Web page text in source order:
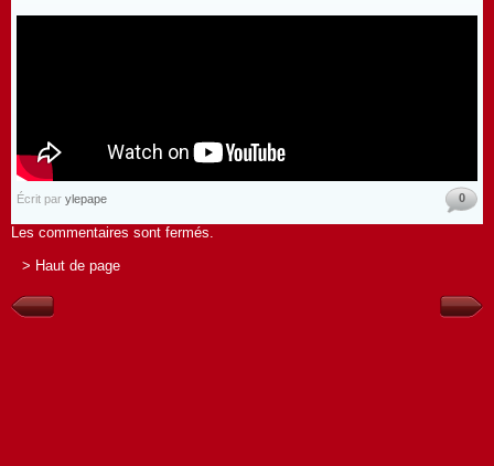
Écrit par ylepape 0
Les commentaires sont fermés.
> Haut de page